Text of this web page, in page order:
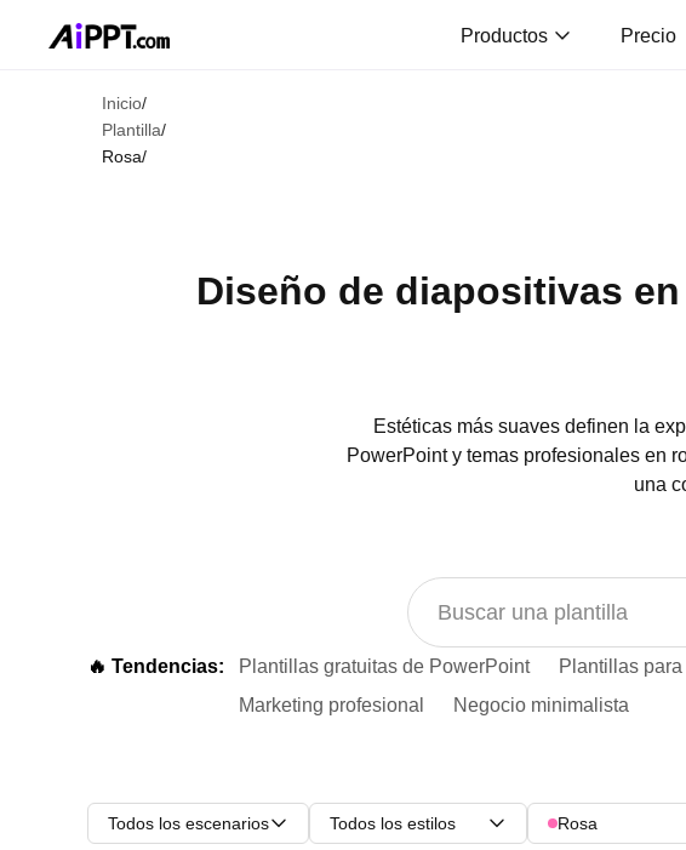
Productos Precio
Inicio/
Plantilla/
Rosa/
Diseño de diapositivas
Estéticas más suaves definen la
PowerPoint y temas profesionales en
una
🔥 Tendencias: Plantillas gratuitas de PowerPoint Plantillas
Marketing profesional
Negocio minimalista
Todos los escenarios Todos los estilos Rosa